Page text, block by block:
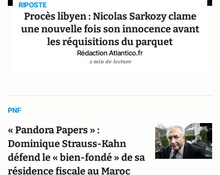
RIPOSTE
Procès libyen : Nicolas Sarkozy clame
une nouvelle fois son innocence avant
les réquisitions du parquet
Rédaction Atlantico.fr
2 min de lecture
PNF
« Pandora Papers » :
Dominique Strauss-Kahn
défend le « bien-fondé » de sa
résidence fiscale au Maroc